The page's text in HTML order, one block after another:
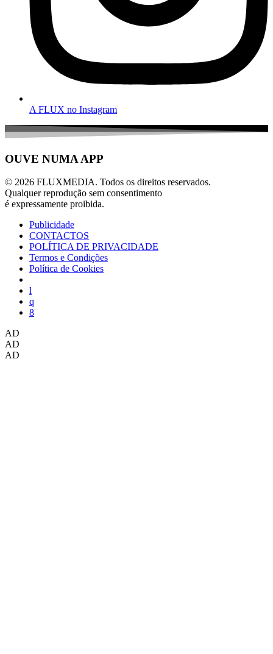
A FLUX no Instagram
OUVE NUMA APP
© 2026 FLUXMEDIA. Todos os direitos reservados.
Qualquer reprodução sem consentimento
é expressamente proibida.
Publicidade
CONTACTOS
POLÍTICA DE PRIVACIDADE
Termos e Condições
Política de Cookies
AD
AD
AD